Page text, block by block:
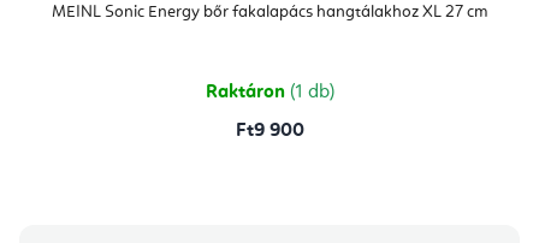
MEINL Sonic Energy bőr fakalapács hangtálakhoz XL 27 cm
Raktáron (1 db)
Ft9 900